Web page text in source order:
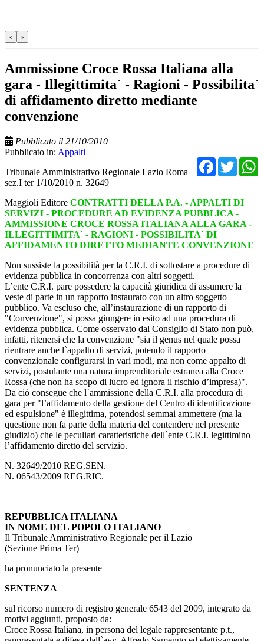
‹ ›
Ammissione Croce Rossa Italiana alla
gara - Illegittimita` - Ragioni - Possibilita`
di affidamento diretto mediante
convenzione
Pubblicato il 21/10/2010
Pubblicato in: Appalti
Tribunale Amministrativo Regionale Lazio Roma
sez.I ter 1/10/2010 n. 32649
Maggioli Editore CONTRATTI DELLA P.A. - APPALTI DI
SERVIZI - PROCEDURE AD EVIDENZA PUBBLICA -
AMMISSIONE CROCE ROSSA ITALIANA ALLA GARA -
ILLEGITTIMITA` - RAGIONI - POSSIBILITA` DI
AFFIDAMENTO DIRETTO MEDIANTE CONVENZIONE
Non sussiste la possibilità per la C.R.I. di sottostare a procedure di
evidenza pubblica in concorrenza con altri soggetti.
L’ente C.R.I. pare possedere la capacità giuridica di assumere la
veste di parte in un rapporto instaurato con un altro soggetto
pubblico. Va escluso che, all’instaurazione di un rapporto di
"Convenzione", si possa giungere in esito ad una procedura di
evidenza pubblica. Come osservato dal Consiglio di Stato non può,
infatti, ritenersi che la convenzione "sia il genus nel quale possa
rientrare anche l`appalto di servizi, potendo il rapporto
convenzionale configurarsi in vari modi, ma non come appalto di
servizi, postulante una natura imprenditoriale estranea alla Croce
Rossa (che non ha scopo di lucro ed ignora il rischio d’impresa)".
Da ciò consegue che l`ammissione della C.R.I. alla procedura di
gara per "l’affidamento della gestione del Centro di identificazione
ed espulsione" è illegittima, potendosi semmai ammettere (ma la
questione non fa parte della materia del contendere nel presente
giudizio) che le peculiari caratteristiche dell`ente C.R.I. legittimino
l’affidamento diretto del servizio.
N. 32649/2010 REG.SEN.
N. 06543/2009 REG.RIC.
REPUBBLICA ITALIANA
IN NOME DEL POPOLO ITALIANO
Il Tribunale Amministrativo Regionale per il Lazio
(Sezione Prima Ter)
ha pronunciato la presente
SENTENZA
sul ricorso numero di registro generale 6543 del 2009, integrato da
motivi aggiunti, proposto da:
Croce Rossa Italiana, in persona del legale rappresentante p.t.,